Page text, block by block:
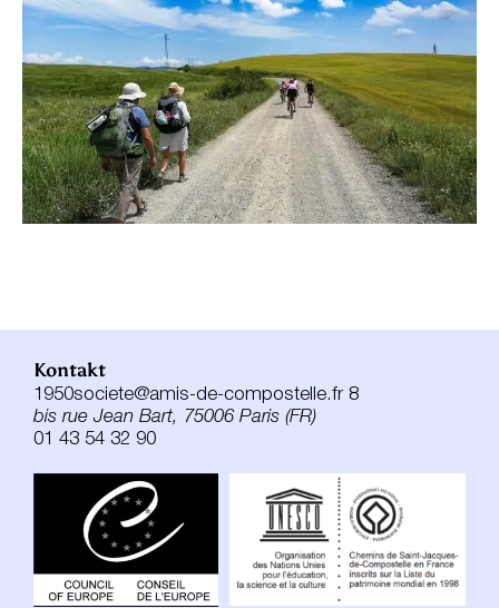
Kontakt
1950societe@amis-de-compostelle.fr 8
bis rue Jean Bart, 75006 Paris (FR)
01 43 54 32 90